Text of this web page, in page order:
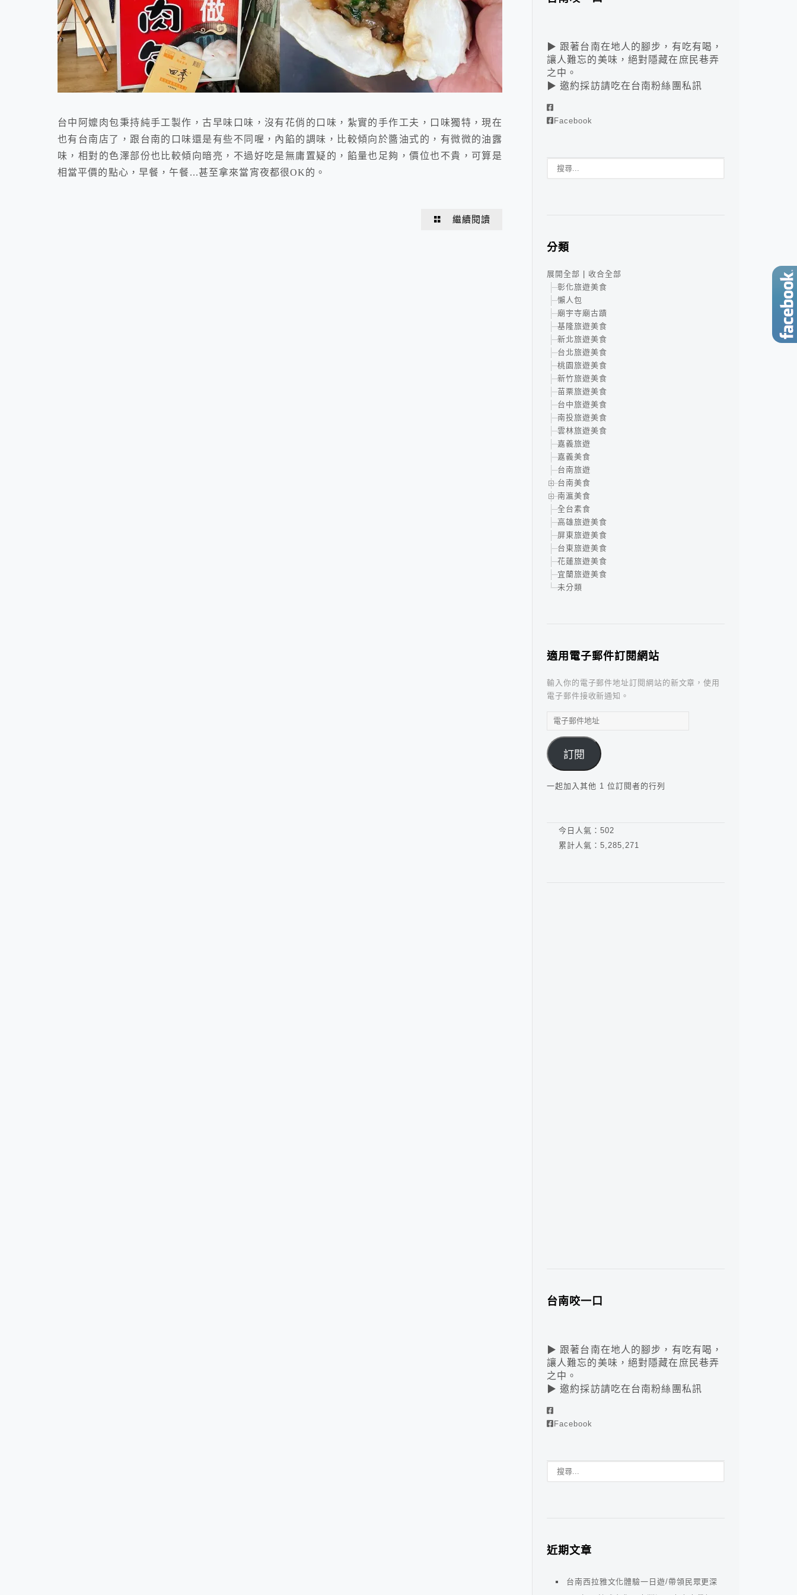
台中阿嬤肉包秉持純手工製作，古早味口味，沒有花俏的口味，紮實的手作工夫，口味獨特，現在
也有台南店了，跟台南的口味還是有些不同喔，內餡的調味，比較傾向於醬油式的，有微微的油露
味，相對的色澤部份也比較傾向暗亮，不過好吃是無庸置疑的，餡量也足夠，價位也不貴，可算是
相當平價的點心，早餐，午餐...甚至拿來當宵夜都很OK的。
繼續閱讀
▶ 跟著台南在地人的腳步，有吃有喝，
讓人難忘的美味，絕對隱藏在庶民巷弄
之中。
▶ 邀約採訪請吃在台南粉絲團私訊
Facebook
分類
展開全部
收合全部
彰化旅遊美食
懶人包
廟宇寺廟古蹟
基隆旅遊美食
新北旅遊美食
台北旅遊美食
桃園旅遊美食
新竹旅遊美食
苗栗旅遊美食
台中旅遊美食
南投旅遊美食
雲林旅遊美食
嘉義旅遊
嘉義美食
台南旅遊
台南美食
南瀛美食
全台素食
高雄旅遊美食
屏東旅遊美食
台東旅遊美食
花蓮旅遊美食
宜蘭旅遊美食
未分類
適用電子郵件訂閱網站
輸入你的電子郵件地址訂閱網站的新文章，使用
電子郵件接收新通知。
電
郵
件
地
址
訂閱
一起加入其他 1 位訂閱者的行列
今日人氣： 502
累計人氣： 5,285,271
台南咬一口
▶ 跟著台南在地人的腳步，有吃有喝，
讓人難忘的美味，絕對隱藏在庶民巷弄
之中。
▶ 邀約採訪請吃在台南粉絲團私訊
Facebook
近期文章
台南西拉雅文化體驗一日遊/帶領民眾更深